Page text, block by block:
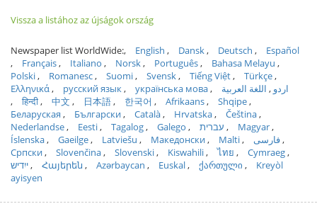
Vissza a listához az újságok ország
Newspaper list WorldWide: English Dansk Deutsch
Español
Français
Italiano Norsk Português
Bahasa Melayu
Polski
Romanesc Suomi Svensk Tiếng Việt
Türkçe
Ελληνικά
русский язык українська мова اردو
اللغة العربية
हिन्दी
中文 日本語 한국어 Afrikaans
Shqipe
Беларуская
Български Català Hrvatska
Čeština
Nederlandse
Eesti Tagalog Galego עברית
Magyar
Íslenska
Gaeilge Latviešu Македонски Malti
فارسی
Српски
Slovenčina Slovenski Kiswahili ไทย
Cymraeg
ייִדיש
Հայերեն Azərbaycan Euskal ქართული
Kreyòl
ayisyen